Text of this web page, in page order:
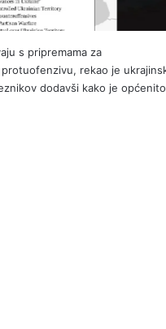
s pripremama za
rekao je
dodavši kako je